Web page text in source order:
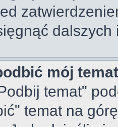
dalszych
mój
temat"
temat na